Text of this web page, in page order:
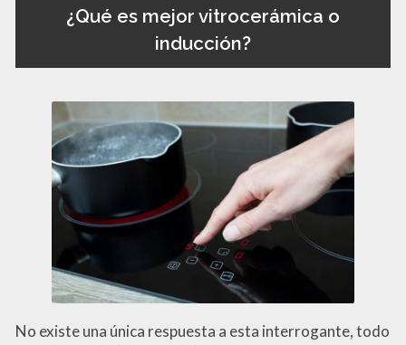
¿Qué es mejor vitrocerámica o
inducción?
No existe una única respuesta a esta interrogante, todo